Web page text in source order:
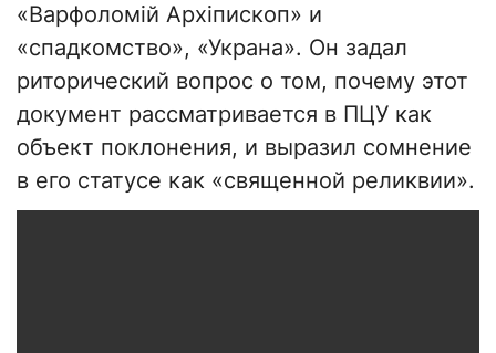
«Варфоломій Архіпископ» и
«спадкомство», «Украна». Он задал
риторический вопрос о том, почему этот
документ рассматривается в ПЦУ как
объект поклонения, и выразил сомнение
в его статусе как «священной реликвии».